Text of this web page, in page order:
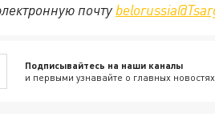
почту
Подписывайтесь на наши каналы
и первыми узнавайте о главных